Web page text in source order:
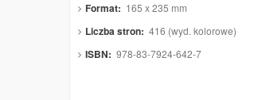
Format: 165 x 235 mm
Liczba stron: 416 (wyd. kolorowe)
ISBN: 978-83-7924-642-7